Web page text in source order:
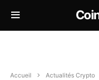
Accueil Actualités Crypto